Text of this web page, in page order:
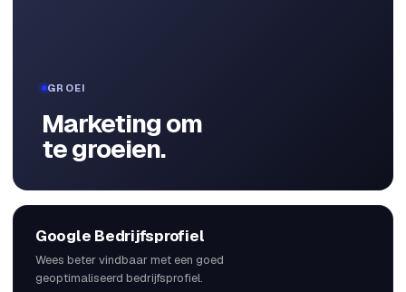
GROEI
Marketing om
te groeien.
Google Bedrijfsprofiel
Wees beter vindbaar met een goed
geoptimaliseerd bedrijfsprofiel.